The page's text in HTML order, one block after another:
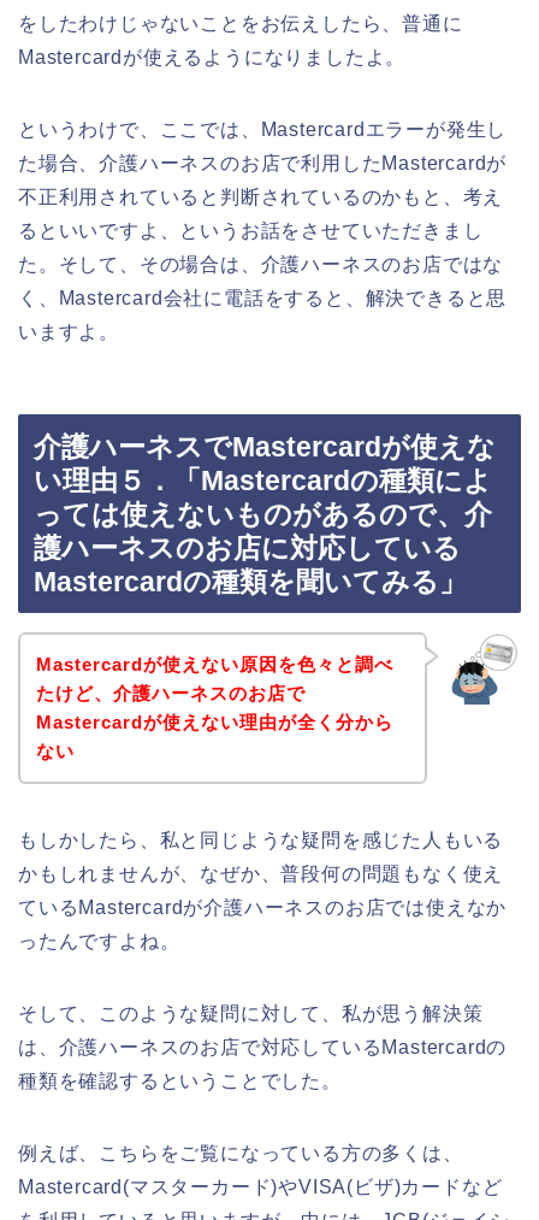
をしたわけじゃないことをお伝えしたら、普通に
Mastercardが使えるようになりましたよ。
というわけで、ここでは、Mastercardエラーが発生し
た場合、介護ハーネスのお店で利用したMastercardが
不正利用されていると判断されているのかもと、考え
るといいですよ、というお話をさせていただきまし
た。そして、その場合は、介護ハーネスのお店ではな
く、Mastercard会社に電話をすると、解決できると思
いますよ。
介護ハーネスでMastercardが使えな
い理由５．「Mastercardの種類によ
っては使えないものがあるので、介
護ハーネスのお店に対応している
Mastercardの種類を聞いてみる」
Mastercardが使えない原因を色々と調べ
たけど、介護ハーネスのお店で
Mastercardが使えない理由が全く分から
ない
もしかしたら、私と同じような疑問を感じた人もいる
かもしれませんが、なぜか、普段何の問題もなく使え
ているMastercardが介護ハーネスのお店では使えなか
ったんですよね。
そして、このような疑問に対して、私が思う解決策
は、介護ハーネスのお店で対応しているMastercardの
種類を確認するということでした。
例えば、こちらをご覧になっている方の多くは、
Mastercard(マスターカード)やVISA(ビザ)カードなど